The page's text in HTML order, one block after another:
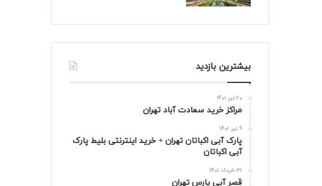
بیشترین بازدید
20 تیر 1401
مراکز خرید سعادت‌ آباد تهران
9 تیر 1401
پارک آبی اکباتان تهران + خرید اینترنتی بلیط پارک
آبی اکباتان
31 خرداد 1401
قصر آبی پارس تهران